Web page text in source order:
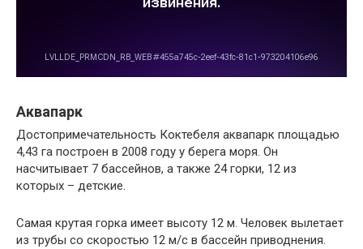
Аквапарк
Достопримечательность Коктебеля аквапарк площадью
4,43 га построен в 2008 году у берега моря. Он
насчитывает 7 бассейнов, а также 24 горки, 12 из
которых – детские.
Самая крутая горка имеет высоту 12 м. Человек вылетает
из трубы со скоростью 12 м/с в бассейн приводнения.